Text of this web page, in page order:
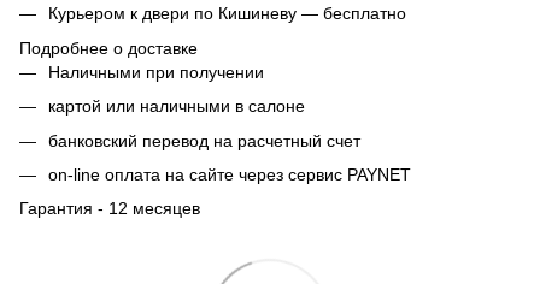
Курьером к двери по Кишиневу — бесплатно
Подробнее о доставке
Наличными при получении
картой или наличными в салоне
банковский перевод на расчетный счет
on-line оплата на сайте через сервис PAYNET
Гарантия - 12 месяцев